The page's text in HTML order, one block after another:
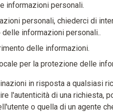
informazioni personali.
personali, chiederci di
informazioni personali..
delle informazioni.
per la protezione delle
in risposta a qualsiasi
l'autenticità di una richiesta,
o quella di un agente